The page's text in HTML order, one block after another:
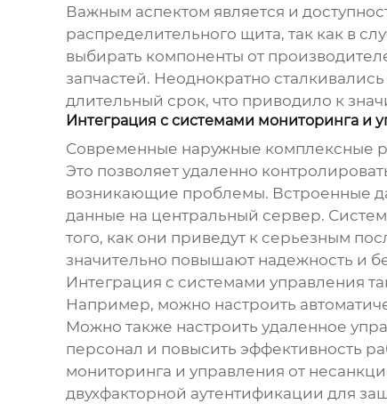
Важным аспектом является и
распределительного щита, так как в
выбирать компоненты от
запчастей. Неоднократно
длительный срок, что приводило к
Интеграция с системами мониторинга и
Современные наружные комплексные
Это позволяет удаленно
возникающие проблемы. Встроенные
данные на центральный сервер.
того, как они приведут к серьезным
значительно повышают надежность и
Интеграция с системами управления
Например, можно настроить
Можно также настроить удаленное
персонал и повысить эффективность
мониторинга и управления от
двухфакторной аутентификации для